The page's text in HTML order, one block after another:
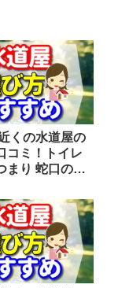
くの水道屋の
コミ！トイレ
まり 蛇口の水
ことをシェア